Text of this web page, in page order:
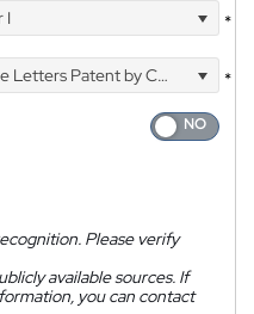
I *
Patent by Courier
*
Please verify
available sources. If
you can contact